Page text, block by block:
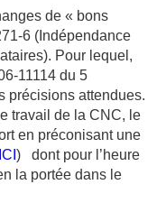
de « bons
6 (Indépendance
Pour lequel,
11114 du 5
précisions attendues.
travail de la CNC, le
en préconisant une
) dont pour l’heure
la portée dans le